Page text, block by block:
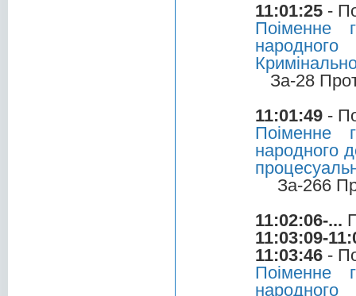
11:01:25 -
Поіменне
За-28
11:01:49 -
Поіменне
народного
За-266
11:02:06-...
11:03:09-
11:03:46 -
Поіменне